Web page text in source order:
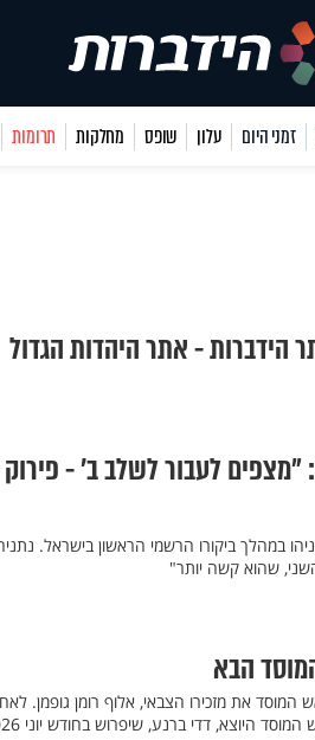
זמני היום עלון שופס מחלקות תרומות
הידברות - אתר היהדות הגדול
״מצפים לעבור לשלב ב׳ - פירוק
במהלך ביקורו הרשמי הראשון בישראל.
שהוא קשה יותר"
הבא
את מזכירו הצבאי, אלוף רומן גופמן.
היוצא, דדי ברנע, שיפרוש בחודש יוני 2026